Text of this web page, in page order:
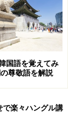
ったことがあ
、観光地だけ
るのですよ。
ッソヨ／私は
国語を覚えてみ
尊敬語を解説
で楽々ハングル講